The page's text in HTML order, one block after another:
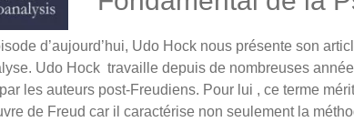
d’aujourd’hui, Udo Hock nous présente son
Udo Hock travaille depuis de nombreuses
les auteurs post-Freudiens. Pour lui , ce terme
de Freud car il caractérise non seulement la